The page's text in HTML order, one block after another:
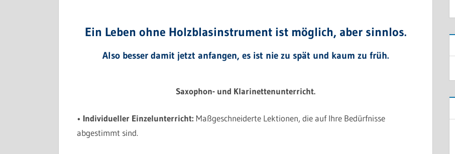
Ein Leben ohne Holzblasinstrument ist möglich, aber sinnlos.
Also besser damit jetzt anfangen, es ist nie zu spät und kaum zu früh.
Saxophon- und Klarinettenunterricht.
• Individueller Einzelunterricht: Maßgeschneiderte Lektionen, die auf Ihre Bedürfnisse
abgestimmt sind.